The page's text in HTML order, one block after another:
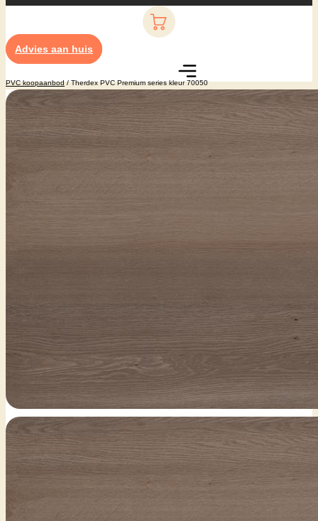
Advies aan huis
PVC koopaanbod/ Therdex PVC Premium series kleur 70050